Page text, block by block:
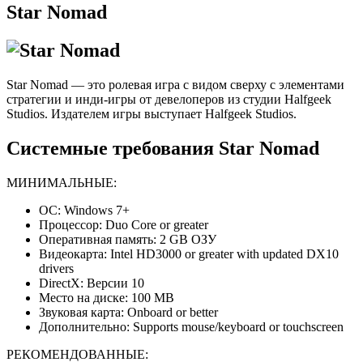
Star Nomad
Star Nomad — это ролевая игра с видом сверху с элементами
стратегии и инди-игры от девелоперов из студии Halfgeek
Studios. Издателем игры выступает Halfgeek Studios.
Системные требования Star Nomad
МИНИМАЛЬНЫЕ:
ОС: Windows 7+
Процессор: Duo Core or greater
Оперативная память: 2 GB ОЗУ
Видеокарта: Intel HD3000 or greater with updated DX10
drivers
DirectX: Версии 10
Место на диске: 100 MB
Звуковая карта: Onboard or better
Дополнительно: Supports mouse/keyboard or touchscreen
РЕКОМЕНДОВАННЫЕ: